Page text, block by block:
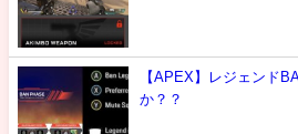
【APEX】レジェンド
か？？